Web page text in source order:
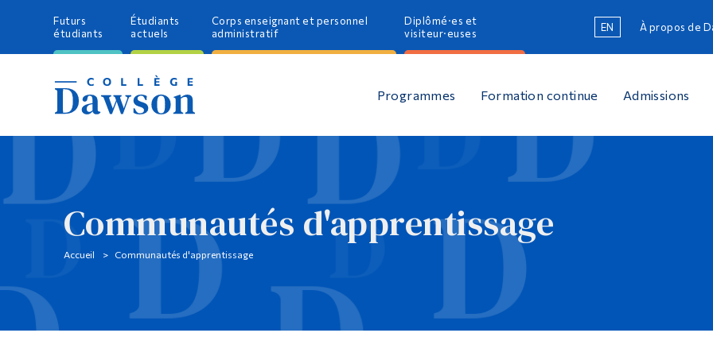
Futurs
étudiants
Étudiants
actuels
Corps enseignant et personnel
administratif
Diplômé·es et
visiteur·euses
EN À propos de
Programmes Formation continue Admissions
Communautés d'apprentissage
Accueil Communautés d'apprentissage